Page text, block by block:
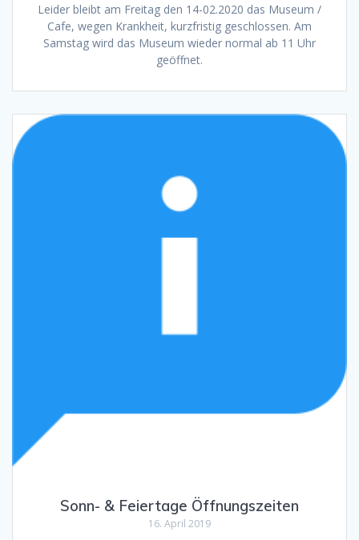
Leider bleibt am Freitag den 14-02.2020 das Museum /
Cafe, wegen Krankheit, kurzfristig geschlossen. Am
Samstag wird das Museum wieder normal ab 11 Uhr
geöffnet.
Sonn- & Feiertage Öffnungszeiten
16. April 2019